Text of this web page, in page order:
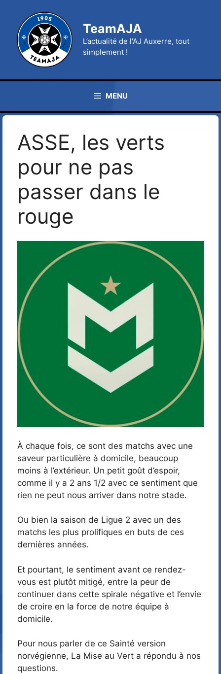
contenu
TeamAJA
L’actualité de l'AJ Auxerre, tout
simplement !
MENU
ASSE, les verts
pour ne pas
passer dans le
rouge
À chaque fois, ce sont des matchs avec une
saveur particulière à domicile, beaucoup
moins à l’extérieur. Un petit goût d’espoir,
comme il y a 2 ans 1/2 avec ce sentiment que
rien ne peut nous arriver dans notre stade.
Ou bien la saison de Ligue 2 avec un des
matchs les plus prolifiques en buts de ces
dernières années.
Et pourtant, le sentiment avant ce rendez-
vous est plutôt mitigé, entre la peur de
continuer dans cette spirale négative et l’envie
de croire en la force de notre équipe à
domicile.
Pour nous parler de ce Sainté version
norvégienne, La Mise au Vert a répondu à nos
questions.